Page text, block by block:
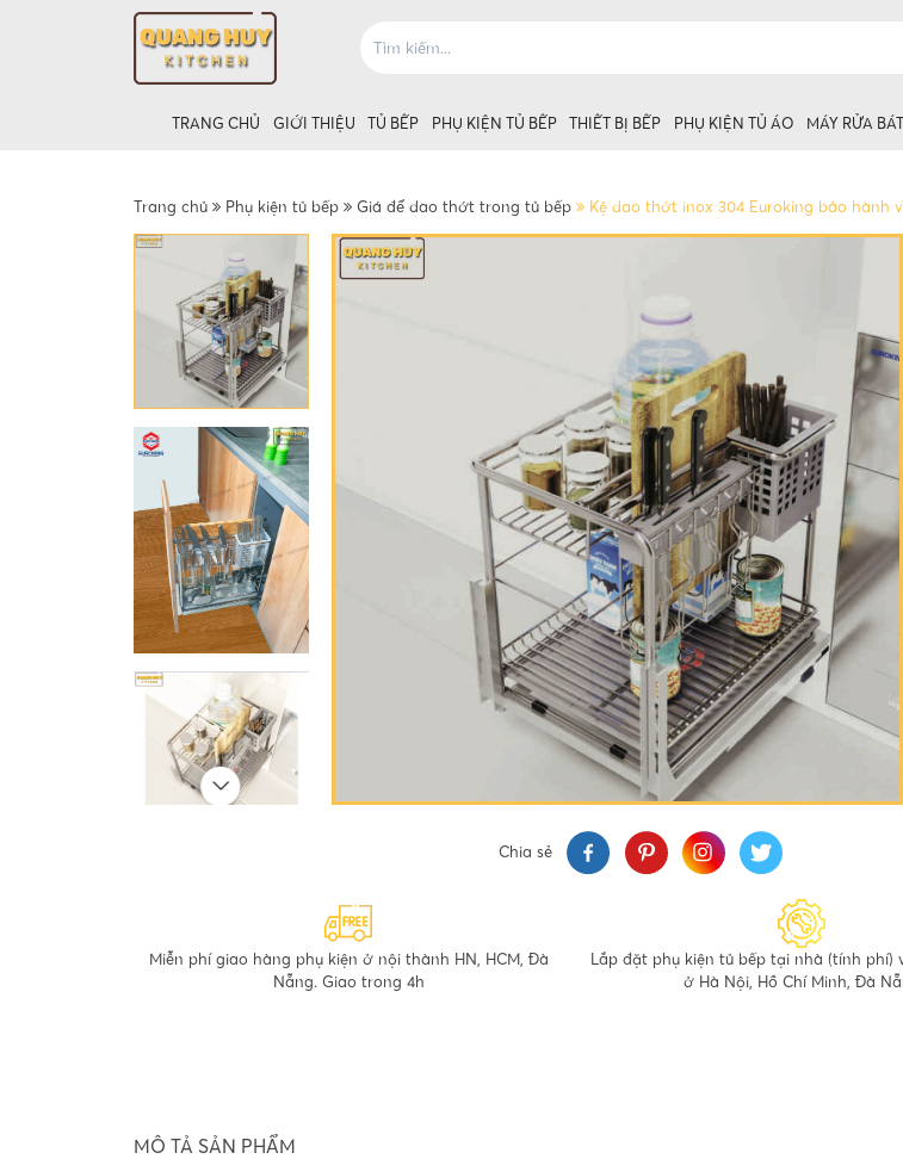
TRANG CHỦ GIỚI THIỆU TỦ BẾP PHỤ KIỆN TỦ BẾP THIẾT BỊ BẾP PHỤ KIỆN TỦ ÁO MÁY RỬA BÁT
Trang chủ Phụ kiện tủ bếp Giá để dao thớt trong tủ bếp Kệ dao thớt inox 304 Euroking bảo hành
Chia sẻ
Miễn phí giao hàng phụ kiện ở nội thành HN, HCM, Đà
Nẵng. Giao trong 4h
Lắp đặt phụ kiện tủ bếp tại nhà (tính phí)
ở Hà Nội, Hồ Chí Minh, Đà
MÔ TẢ SẢN PHẨM